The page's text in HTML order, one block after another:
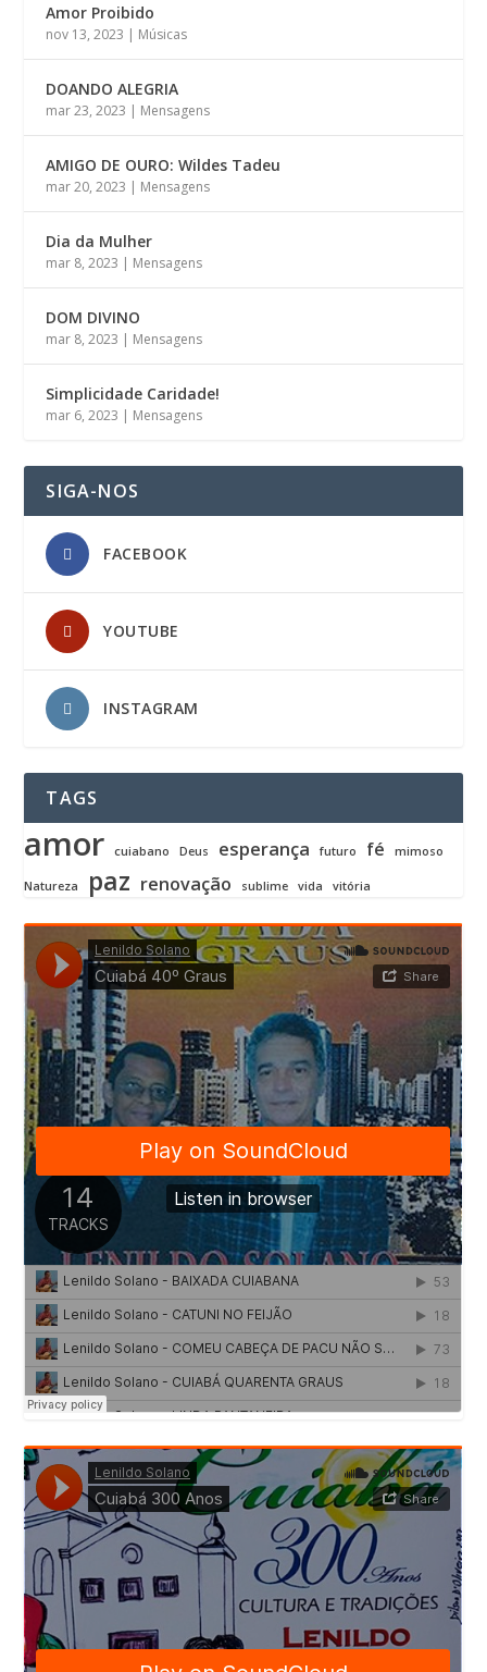
Amor Proibido
nov 13, 2023 | Músicas
DOANDO ALEGRIA
mar 23, 2023 | Mensagens
AMIGO DE OURO: Wildes Tadeu
mar 20, 2023 | Mensagens
Dia da Mulher
mar 8, 2023 | Mensagens
DOM DIVINO
mar 8, 2023 | Mensagens
Simplicidade Caridade!
mar 6, 2023 | Mensagens
SIGA-NOS
FACEBOOK
YOUTUBE
INSTAGRAM
TAGS
amor cuiabano Deus esperança futuro fé mimoso
Natureza paz renovação sublime vida vitória